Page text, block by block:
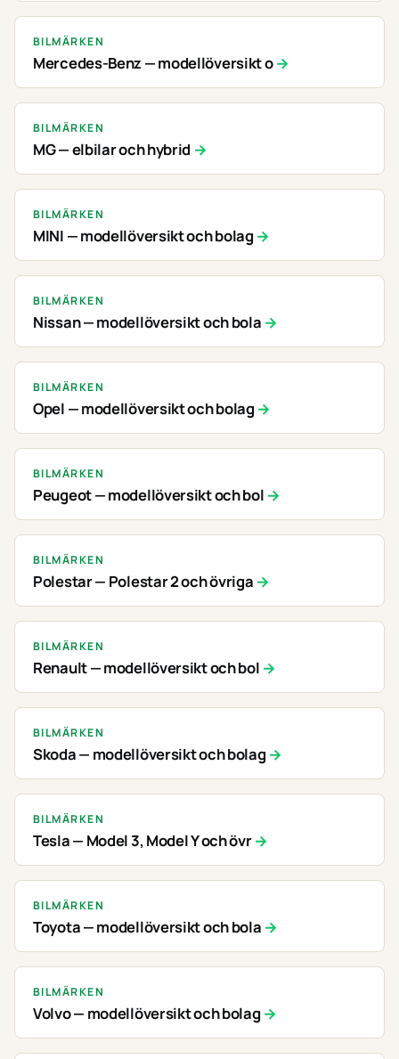
BILMÄRKEN
Mercedes-Benz — modellöversikt o
BILMÄRKEN
MG — elbilar och hybrid
BILMÄRKEN
MINI — modellöversikt och bolag
BILMÄRKEN
Nissan — modellöversikt och bola
BILMÄRKEN
Opel — modellöversikt och bolag
BILMÄRKEN
Peugeot — modellöversikt och bol
BILMÄRKEN
Polestar — Polestar 2 och övriga
BILMÄRKEN
Renault — modellöversikt och bol
BILMÄRKEN
Skoda — modellöversikt och bolag
BILMÄRKEN
Tesla — Model 3, Model Y och övr
BILMÄRKEN
Toyota — modellöversikt och bola
BILMÄRKEN
Volvo — modellöversikt och bolag